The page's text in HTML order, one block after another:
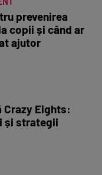
prevenirea
copii și când ar
ajutor
Crazy Eights:
și strategii